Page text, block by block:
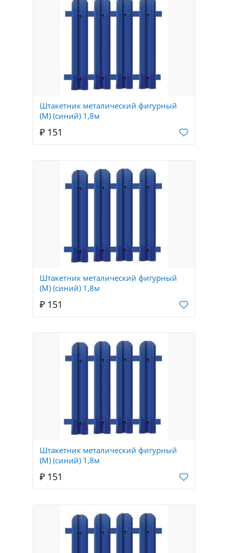
Штакетник металический фигурный
(М) (синий) 1,8м
₽ 151
Штакетник металический фигурный
(М) (синий) 1,8м
₽ 151
Штакетник металический фигурный
(М) (синий) 1,8м
₽ 151